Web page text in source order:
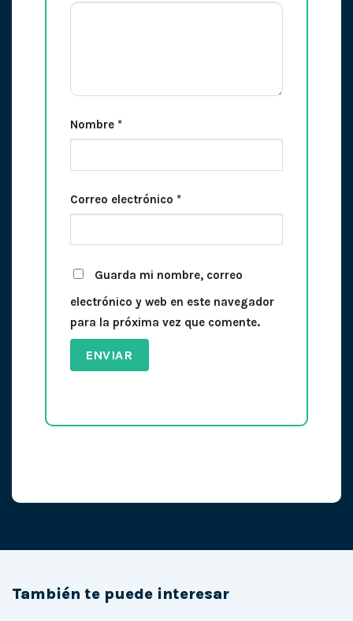
Nombre *
Correo electrónico *
Guarda mi nombre, correo
electrónico y web en este navegador
para la próxima vez que comente.
También te puede interesar